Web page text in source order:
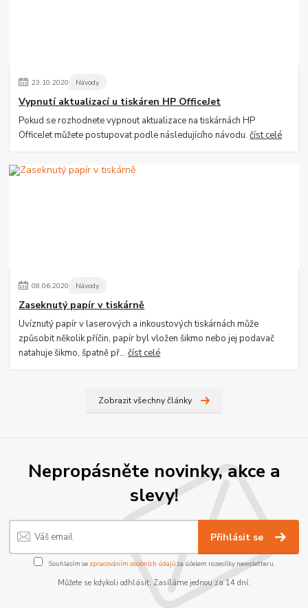
23.10.2020 Návody
Vypnutí aktualizací u tiskáren HP OfficeJet
Pokud se rozhodnete vypnout aktualizace na tiskárnách HP
OfficeJet můžete postupovat podle následujícího návodu.číst celé
08.06.2020 Návody
Zaseknutý papír v tiskárně
Uvíznutý papír v laserových a inkoustových tiskárnách může
způsobit několik příčin, papír byl vložen šikmo nebo jej podavač
natahuje šikmo, špatně př...číst celé
Zobrazit všechny články
Nepropásněte novinky, akce a
slevy!
Přihlásit se
Souhlasím se zpracováním osobních údajůza účelem rozesílky newsletteru.
Můžete se kdykoli odhlásit. Zasíláme jednou za 14 dní.